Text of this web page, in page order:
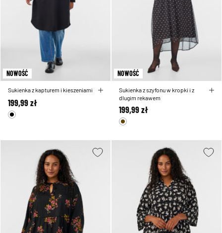
NOWOŚĆ
Sukienka z kapturem i kieszeniami
199,99 zł
NOWOŚĆ
Sukienka z szyfonu w kropki i z
dlugim rekawem
199,99 zł